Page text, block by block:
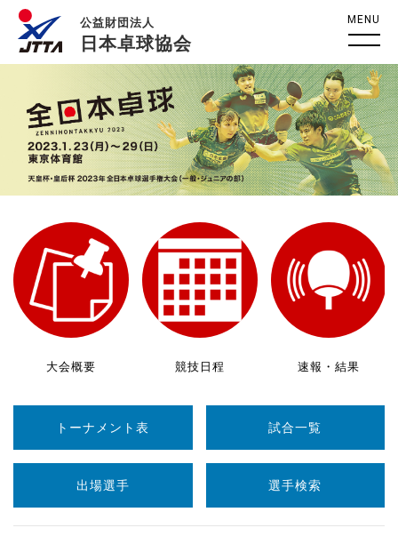
公益財団法人
日本卓球協会
MENU
大会概要 競技日程 速報・結果
トーナメント表 試合一覧
出場選手 選手検索